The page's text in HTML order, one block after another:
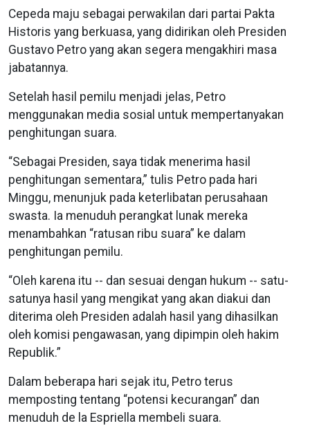
Cepeda maju sebagai perwakilan dari partai Pakta
Historis yang berkuasa, yang didirikan oleh Presiden
Gustavo Petro yang akan segera mengakhiri masa
jabatannya.
Setelah hasil pemilu menjadi jelas, Petro
menggunakan media sosial untuk mempertanyakan
penghitungan suara.
“Sebagai Presiden, saya tidak menerima hasil
penghitungan sementara,” tulis Petro pada hari
Minggu, menunjuk pada keterlibatan perusahaan
swasta. Ia menuduh perangkat lunak mereka
menambahkan “ratusan ribu suara” ke dalam
penghitungan pemilu.
“Oleh karena itu -- dan sesuai dengan hukum -- satu-
satunya hasil yang mengikat yang akan diakui dan
diterima oleh Presiden adalah hasil yang dihasilkan
oleh komisi pengawasan, yang dipimpin oleh hakim
Republik.”
Dalam beberapa hari sejak itu, Petro terus
memposting tentang “potensi kecurangan” dan
menuduh de la Espriella membeli suara.